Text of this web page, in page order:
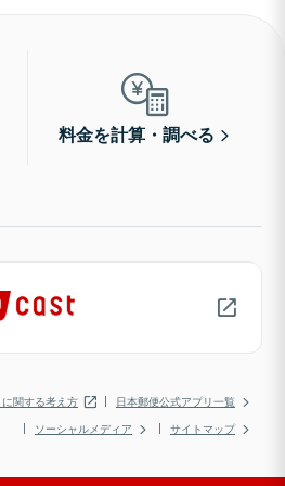
料金を計算・調べる
関する考え方
日本郵便公式アプリ一覧
ソーシャルメディア
サイトマップ